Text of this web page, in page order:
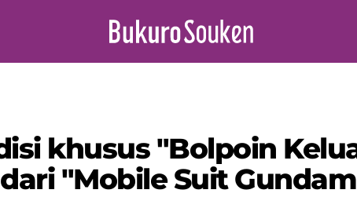
khusus "Bolpoin
"Mobile Suit